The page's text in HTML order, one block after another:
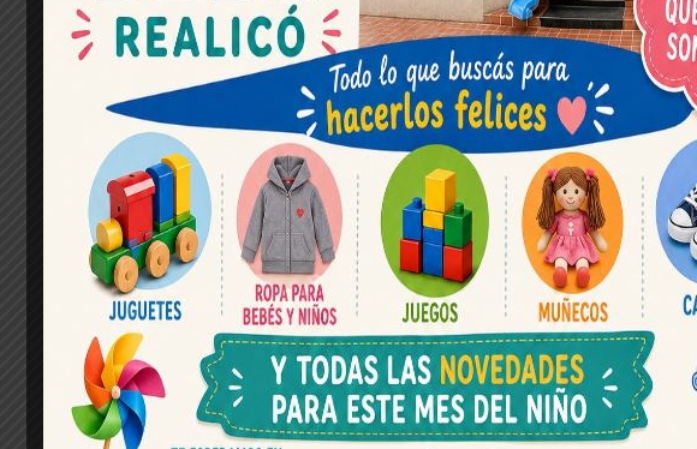
Espacio